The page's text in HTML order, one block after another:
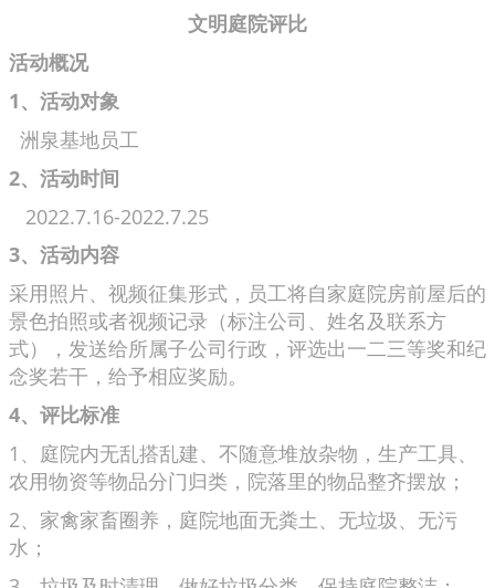
文明庭院评比
活动概况
1、 活动对象
洲泉基地员工
2、 活动时间
2022.7.16-2022.7.25
3、 活动内容
采用照片、视频征集形式，员工将自家庭院房前屋后的
景色拍照或者视频记录（标注公司、姓名及联系方
式），发送给所属子公司行政，评选出一二三等奖和纪
念奖若干，给予相应奖励。
4、 评比标准
1、庭院内无乱搭乱建、不随意堆放杂物，生产工具、
农用物资等物品分门归类，院落里的物品整齐摆放；
2、家禽家畜圈养，庭院地面无粪土、无垃圾、无污
水；